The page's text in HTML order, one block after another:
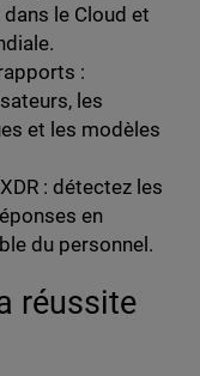
le Cloud et
:
les
et les modèles
: détectez les
en
du personnel.
réussite